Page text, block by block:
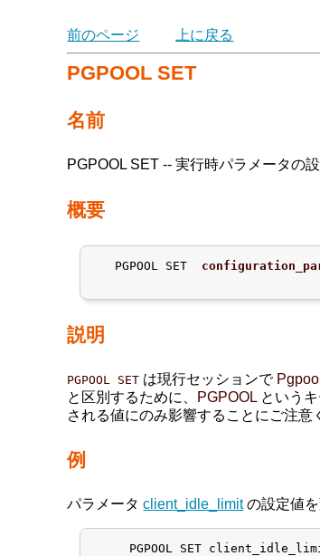
前のページ
上に戻る
PGPOOL SET
名前
PGPOOL SET -- 実行時パラメータの
概要
   PGPOOL SET
説明
PGPOOL SET は現行セッションで
と区別するために、 PGPOOL という
される値にのみ影響することにご注意
例
パラメータclient_idle_limitの設定値
PGPOOL SET